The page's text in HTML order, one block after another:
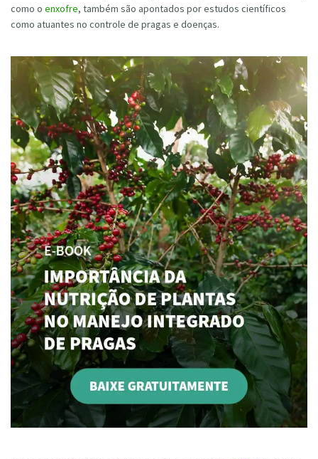
como o enxofre, também são apontados por estudos científicos
como atuantes no controle de pragas e doenças.